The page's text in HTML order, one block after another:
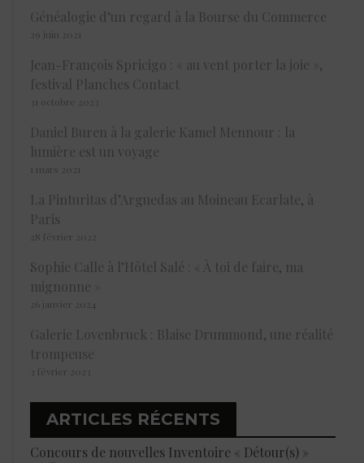
Généalogie d’un regard à la Bourse du Commerce
29 juin 2021
Jean-François Spricigo : « au vent porter la joie »,
festival Planches Contact
31 octobre 2023
Daniel Buren à la galerie Kamel Mennour : la
lumière est un voyage
1 mars 2021
La Pinturitas d’Arguedas au Moineau Ecarlate, à
Paris
28 février 2022
Sophie Calle à l’Hôtel Salé : « À toi de faire, ma
mignonne »
26 janvier 2024
Galerie Lovenbruck : Blaise Drummond, une réalité
trompeuse
3 février 2023
ARTICLES RÉCENTS
Concours de nouvelles Inventoire « Détour(s) »